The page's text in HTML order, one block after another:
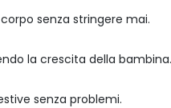
senza stringere mai.
la crescita della bambina.
senza problemi.